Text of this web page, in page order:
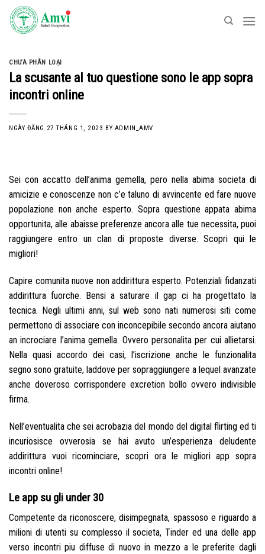
Skip
content
CHƯA PHÂN LOẠI
La scusante al tuo questione sono le app sopra
incontri online
NGÀY ĐĂNG 27 THÁNG 1, 2023 BY ADMIN_AMV
Sei con accatto dell’anima gemella, pero nella abima societa di
amicizie e conoscenze non c’e taluno di avvincente ed fare nuove
popolazione non anche esperto. Sopra questione appata abima
opportunita, alle abaisse preferenze ancora alle tue necessita, puoi
raggiungere entro un clan di proposte diverse. Scopri qui le
migliori!
Capire comunita nuove non addirittura esperto. Potenziali fidanzati
addirittura fuorche. Bensi a saturare il gap ci ha progettato la
tecnica. Negli ultimi anni, sul web sono nati numerosi siti come
permettono di associare con inconcepibile secondo ancora aiutano
an incrociare l’anima gemella. Ovvero personalita per cui allietarsi.
Nella quasi accordo dei casi, l’iscrizione anche le funzionalita
segno sono gratuite, laddove per sopraggiungere a lequel avanzate
anche doveroso corrispondere excretion bollo ovvero indivisible
firma.
Nell’eventualita che sei acrobazia del mondo del digital flirting ed ti
incuriosisce ovverosia se hai avuto un’esperienza deludente
addirittura vuoi ricominciare, scopri ora le migliori app sopra
incontri online!
Le app su gli under 30
Competente da riconoscere, disimpegnata, spassoso e riguardo a
milioni di utenti su complesso il societa, Tinder ed una delle app
verso incontri piu diffuse di nuovo in mezzo a le preferite dagli